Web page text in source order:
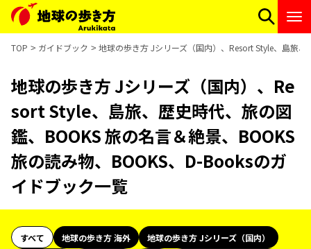
TOP ガイドブック 地球の歩き方 Jシリーズ（国内）、Resort Style、島旅
地球の歩き方 Jシリーズ（国内）、Re
sort Style、島旅、歴史時代、旅の図
鑑、BOOKS 旅の名言＆絶景、BOOKS
旅の読み物、BOOKS、D-Booksのガ
イドブック一覧
すべて 地球の歩き方 海外
地球の歩き方 Jシリーズ（国内）